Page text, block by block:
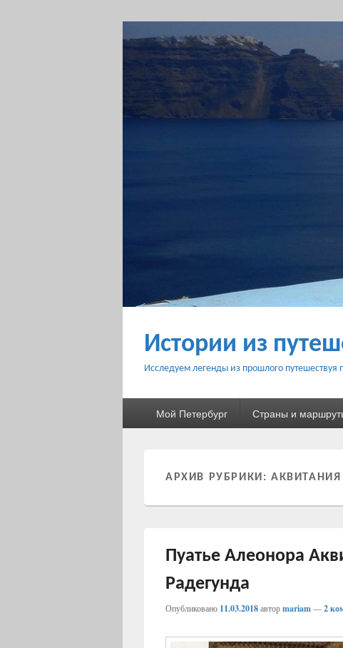
Истории из
Исследуем легенды из прошлого путешествуя
Мой Петербург Страны и
АРХИВ РУБРИКИ:
Пуатье Алеонора
Радегунда
Опубликовано 11.03.2018авторmariam—2